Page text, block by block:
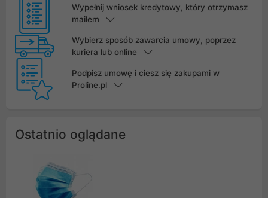
Wypełnij wniosek kredytowy, który otrzymasz
mailem
Wybierz sposób zawarcia umowy, poprzez
kuriera lub online
Podpisz umowę i ciesz się zakupami w
Proline.pl
Ostatnio oglądane